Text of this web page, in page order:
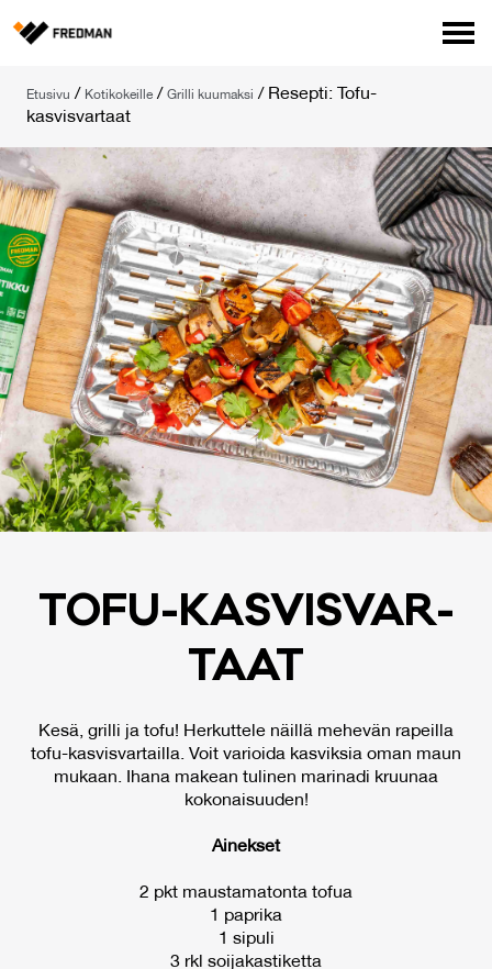
Tehtaanmyymälä
Verkkokauppa ammattilaisille
English Suomi
Etusivu / Kotikokeille / Grilli kuumaksi / Resepti: Tofu-
kasvisvartaat
TO­FU-KAS­VIS­VAR­
TAAT
Kesä, grilli ja tofu! Herkuttele näillä mehevän rapeilla
tofu-kasvisvartailla. Voit varioida kasviksia oman maun
mukaan. Ihana makean tulinen marinadi kruunaa
kokonaisuuden!
Ainekset
2 pkt maustamatonta tofua
1 paprika
1 sipuli
3 rkl soijakastiketta